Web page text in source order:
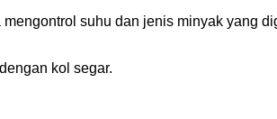
suhu dan jenis minyak yang
kol segar.